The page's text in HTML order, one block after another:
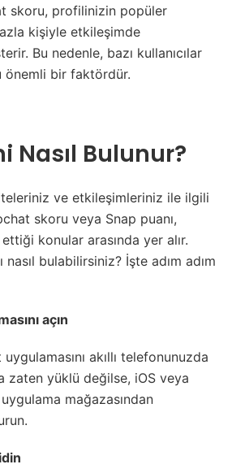
skoru, profilinizin popüler
kişiyle etkileşimde
Bu nedenle, bazı kullanıcılar
önemli bir faktördür.
Nasıl Bulunur?
ve etkileşimleriniz ile ilgili
skoru veya Snap puanı,
ettiği konular arasında yer alır.
nasıl bulabilirsiniz? İşte adım adım
açın
akıllı telefonunuzda
zaten yüklü değilse, iOS veya
mağazasından